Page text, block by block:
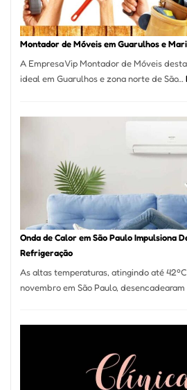
Montador de Móveis em Guarulhos e
A Empresa Vip Montador de Móveis
ideal em Guarulhos e zona norte de São…
Onda de Calor em São Paulo Impulsiona
Refrigeração
As altas temperaturas, atingindo até
novembro em São Paulo,